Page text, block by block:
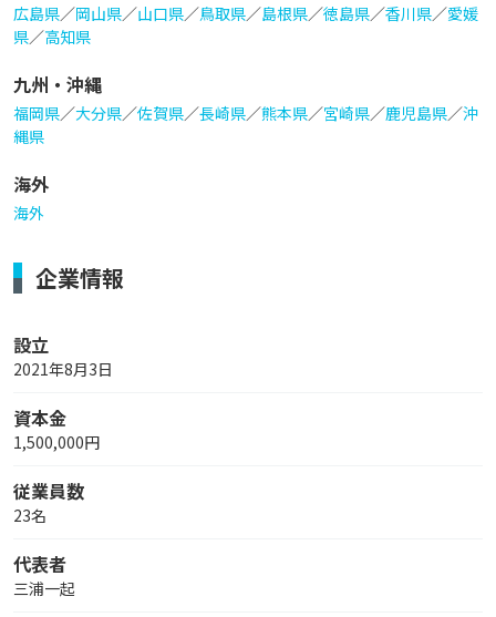
広島県／岡山県／山口県／鳥取県／島根県／徳島県／香川県／愛媛
県／高知県
九州・沖縄
福岡県／大分県／佐賀県／長崎県／熊本県／宮崎県／鹿児島県／沖
縄県
海外
海外
企業情報
設立
2021年8月3日
資本金
1,500,000円
従業員数
23名
代表者
三浦一起